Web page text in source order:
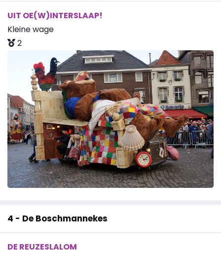
UIT OE(W)INTERSLAAP!
Kleine wage
2
4 - De Boschmannekes
DE REUZESLALOM